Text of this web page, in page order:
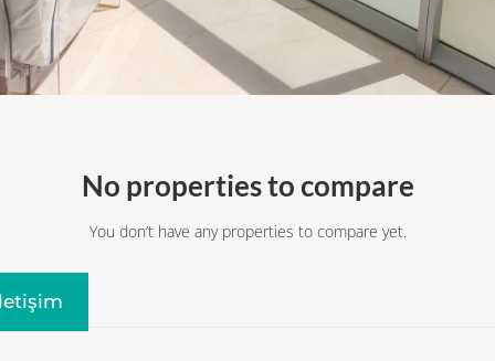
No properties to compare
You don’t have any properties to compare yet.